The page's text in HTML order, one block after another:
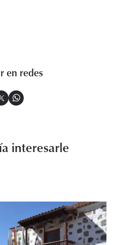
en redes
interesarle